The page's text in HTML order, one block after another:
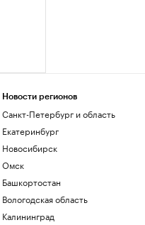
Новости регионов
Санкт-Петербург и область
Екатеринбург
Новосибирск
Омск
Башкортостан
Вологодская область
Калининград